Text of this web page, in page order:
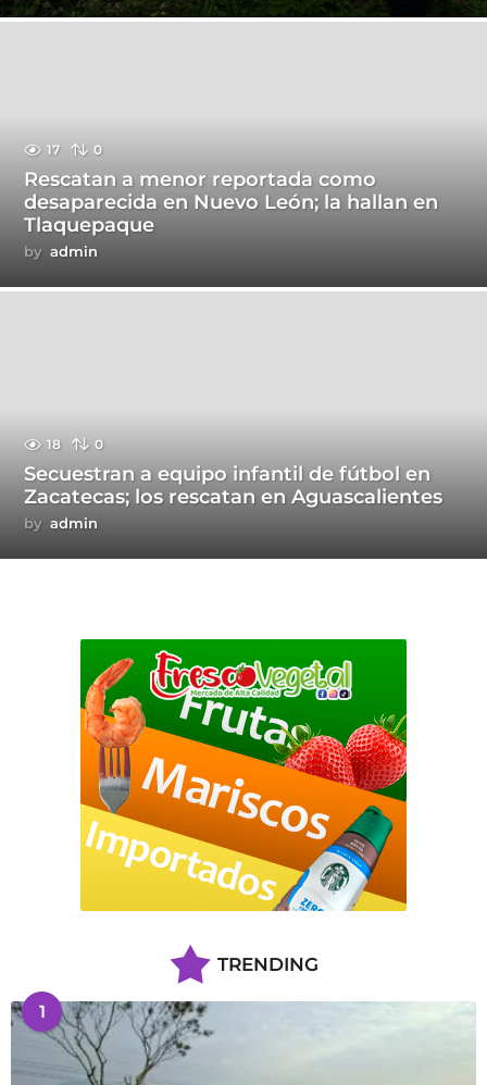
17 0
Rescatan a menor reportada como
desaparecida en Nuevo León; la hallan en
Tlaquepaque
by admin
18 0
Secuestran a equipo infantil de fútbol en
Zacatecas; los rescatan en Aguascalientes
by admin
TRENDING
1